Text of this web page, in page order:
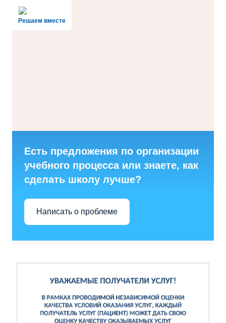
Решаем вместе
Есть предложения по организации
учебного процесса или знаете, как
сделать школу лучше?
Написать о проблеме